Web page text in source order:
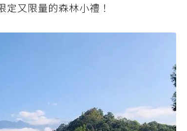
又限量的森林小禮！